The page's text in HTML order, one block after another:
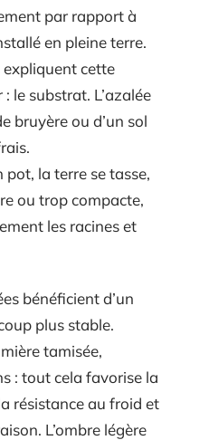
par rapport à
en pleine terre.
cette
le substrat. L’azalée
bruyère ou d’un sol
la terre se tasse,
ou trop compacte,
les racines et
bénéficient d’un
plus stable.
tamisée,
: tout cela favorise la
résistance au froid et
L’ombre légère